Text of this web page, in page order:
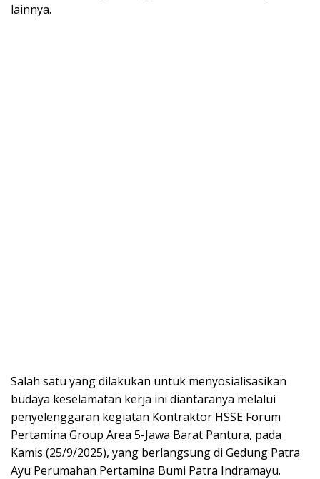
lainnya.
Salah satu yang dilakukan untuk menyosialisasikan
budaya keselamatan kerja ini diantaranya melalui
penyelenggaran kegiatan Kontraktor HSSE Forum
Pertamina Group Area 5-Jawa Barat Pantura, pada
Kamis (25/9/2025), yang berlangsung di Gedung Patra
Ayu Perumahan Pertamina Bumi Patra Indramayu.